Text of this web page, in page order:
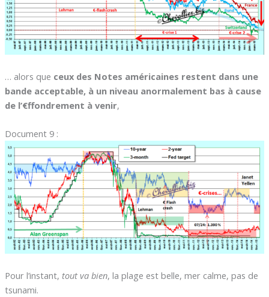
… alors que ceux des Notes américaines restent dans une
bande acceptable, à un niveau anormalement bas à cause
de l’€ffondrement à venir,
Document 9 :
Pour l’instant, tout va bien, la plage est belle, mer calme, pas de
tsunami.